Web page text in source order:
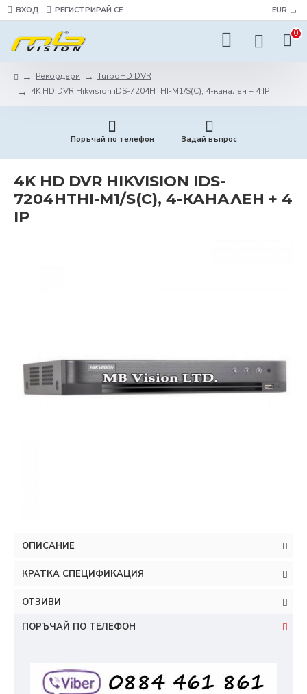
ВХОД РЕГИСТРИРАЙ СЕ EUR
0
Рекордери
TurboHD DVR
4K HD DVR Hikvision iDS-7204HTHI-M1/S(C), 4-канален + 4 IP
Поръчай по телефон Задай въпрос
4K HD DVR HIKVISION IDS-
7204HTHI-M1/S(C), 4-КАНАЛЕН + 4
IP
ОПИСАНИЕ
КРАТКА СПЕЦИФИКАЦИЯ
ОТЗИВИ
ПОРЪЧАЙ ПО ТЕЛЕФОН